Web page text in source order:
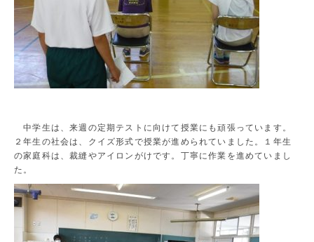
中学生は、来週の定期テストに向けて授業にも頑張っています。
２年生の社会は、クイズ形式で授業が進められていました。１年生
の家庭科は、裁縫やアイロンがけです。丁寧に作業を進めていまし
た。